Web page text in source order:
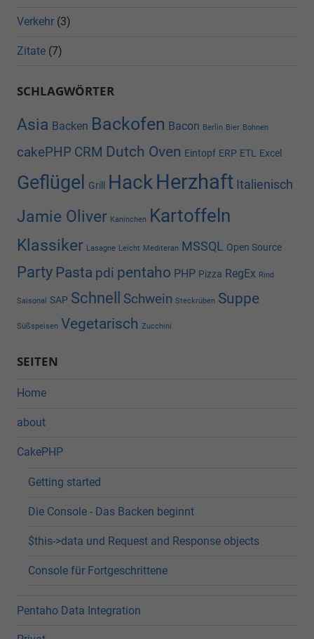
Verkehr (3)
Zitate (7)
SCHLAGWÖRTER
Asia Backen Backofen Bacon Berlin Bier Bohnen
cakePHP CRM Dutch Oven Eintopf ERP ETL Excel
Geflügel Grill HackHerzhaft Italienisch
Jamie Oliver Kaninchen Kartoffeln
Klassiker Lasagne Leicht Mediteran MSSQL Open Source
Party Pasta pdi pentaho PHP Pizza RegEx Rind
Saisonal SAP Schnell Schwein Steckrüben Suppe
Süßspeisen Vegetarisch Zucchini
SEITEN
Home
about
CakePHP
Getting started
Die Console - Das Backen beginnt
$this->data und Request and Response objects
Console für Fortgeschrittene
Pentaho Data Integration